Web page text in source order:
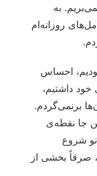
به
روزانه‌ام
احساس
داشتیم،
برنمی‌گردم.
جا نقطه‌ی
نو شروع
صرفاً بخشی از